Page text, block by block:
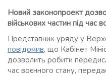
Новий законопроект
військових частин під час
Представник уряду у
повідомив, що Кабінет
дозволить робити
час воєнного стану,